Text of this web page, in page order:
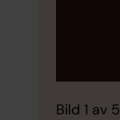
Bild 1 av 5